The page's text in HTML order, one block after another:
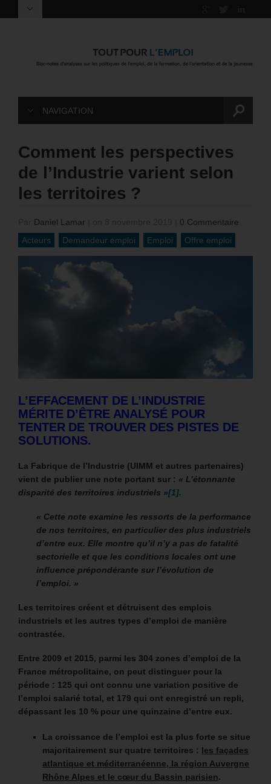
NAVIGATION
Comment les perspectives
de l’Industrie varient selon
les territoires ?
Daniel Lamar
0 Commentaire
Acteurs
Demandeur emploi Emploi Offre emploi
L’EFFACEMENT DE L’INDUSTRIE
MÉRITE D’ÊTRE ANALYSÉ POUR
TENTER DE TROUVER DES PISTES DE
SOLUTIONS.
La Fabrique de l’Industrie (UIMM et autres partenaires)
vient de publier une note portant sur : « L’étonnante
disparité des territoires industriels »[1].
« Cette note examine les ressorts de la performance
de nos territoires, en particulier des plus industriels
d’entre eux. Elle montre qu’il n’y a pas de fatalité
sectorielle et que les conditions locales ont une
influence prépondérante sur l’évolution de
l’emploi. »
Les territoires créent et détruisent des emplois
industriels et les autres types d’emploi de manière
contrastée.
Entre 2009 et 2015, parmi les 304 zones d’emploi de la
France métropolitaine, on peut distinguer pour la
période : 125 qui ont connu une variation positive de
l’emploi salarié total, et 179 qui ont enregistré un repli,
dépassant les 10 % pour une quinzaine d’entre eux.
La croissance de l’emploi est la plus forte se situe
majoritairement sur quatre territoires : les façades
atlantique et méditerranéenne, la région Auvergne
Rhône Alpes et le cœur du Bassin parisien.